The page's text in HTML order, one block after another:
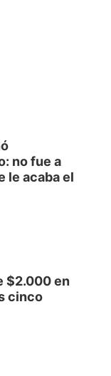
no fue a
le acaba el
$2.000 en
cinco